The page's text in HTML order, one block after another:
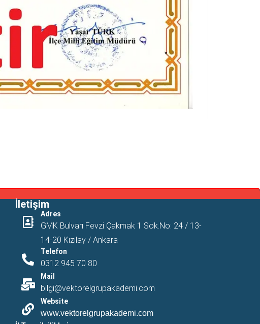
İletişim
Adres
GMK Bulvarı Fevzi Çakmak 1 Sok.No: 24 / 13-
14-20 Kızılay / Ankara
Telefon
0312 945 70 80
Mail
bilgi@vektorelgrupakademi.com
Website
www.vektorelgrupakademi.com